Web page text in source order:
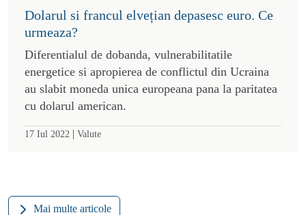
Dolarul si francul elvețian depasesc euro. Ce
urmeaza?
Diferentialul de dobanda, vulnerabilitatile
energetice si apropierea de conflictul din Ucraina
au slabit moneda unica europeana pana la paritatea
cu dolarul american.
17 Iul 2022 | Valute
Mai multe articole